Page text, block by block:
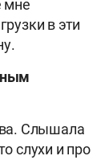
мне
в эти
Слышала
слухи и про